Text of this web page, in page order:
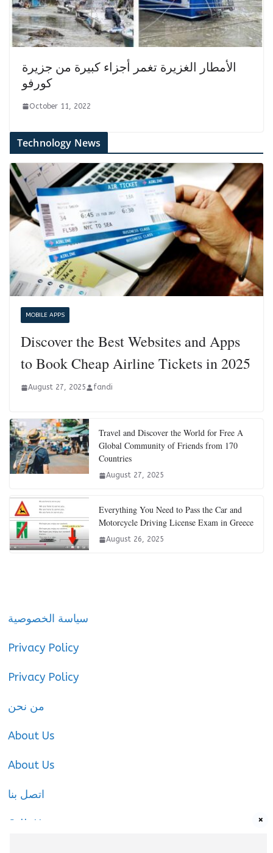
الأمطار الغزيرة تغمر أجزاء كبيرة من جزيرة
كورفو
October 11, 2022
Technology News
MOBILE APPS
Discover the Best Websites and Apps
to Book Cheap Airline Tickets in 2025
August 27, 2025 fandi
Travel and Discover the World for Free A
Global Community of Friends from 170
Countries
August 27, 2025
Everything You Need to Pass the Car and
Motorcycle Driving License Exam in Greece
August 26, 2025
سياسة الخصوصية
Privacy Policy
Privacy Policy
من نحن
About Us
About Us
اتصل بنا
Call-Us ×